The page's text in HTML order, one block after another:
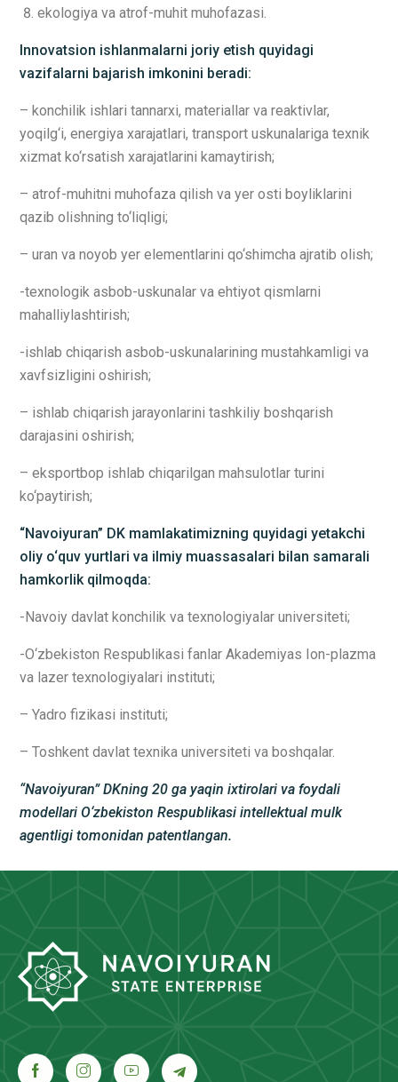
ekologiya va atrof-muhit muhofazasi.
Innovatsion ishlanmalarni joriy etish quyidagi
vazifalarni bajarish imkonini beradi:
– konchilik ishlari tannarxi, materiallar va reaktivlar,
yoqilg‘i, energiya xarajatlari, transport uskunalariga texnik
xizmat ko‘rsatish xarajatlarini kamaytirish;
– atrof-muhitni muhofaza qilish va yer osti boyliklarini
qazib olishning to‘liqligi;
– uran va noyob yer elementlarini qo‘shimcha ajratib olish;
-texnologik asbob-uskunalar va ehtiyot qismlarni
mahalliylashtirish;
-ishlab chiqarish asbob-uskunalarining mustahkamligi va
xavfsizligini oshirish;
– ishlab chiqarish jarayonlarini tashkiliy boshqarish
darajasini oshirish;
– eksportbop ishlab chiqarilgan mahsulotlar turini
ko‘paytirish;
“Navoiyuran” DK mamlakatimizning quyidagi yetakchi
oliy o‘quv yurtlari va ilmiy muassasalari bilan samarali
hamkorlik qilmoqda:
-Navoiy davlat konchilik va texnologiyalar universiteti;
-O‘zbekiston Respublikasi fanlar Akademiyas Ion-plazma
va lazer texnologiyalari instituti;
– Yadro fizikasi instituti;
– Toshkent davlat texnika universiteti va boshqalar.
“Navoiyuran” DKning 20 ga yaqin ixtirolari va foydali
modellari O‘zbekiston Respublikasi intellektual mulk
agentligi tomonidan patentlangan.